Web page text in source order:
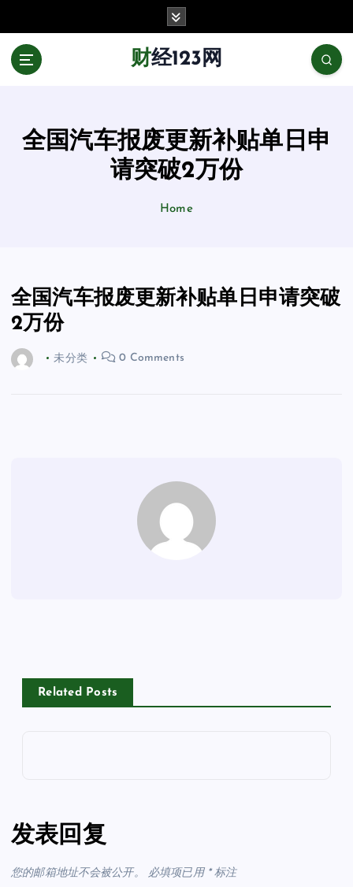
财经123网
全国汽车报废更新补贴单日申
请突破2万份
Home
全国汽车报废更新补贴单日申请突破
2万份
未分类 0 Comments
Related Posts
发表回复
您的邮箱地址不会被公开。 必填项已用 *标注